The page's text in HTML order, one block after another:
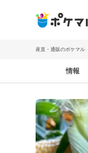
産直・通販のポケマル
情報